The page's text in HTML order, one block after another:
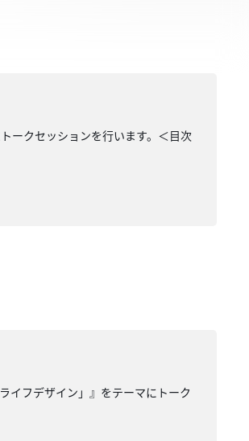
ークセッションを行います。＜目次
イフデザイン」』をテーマにトーク